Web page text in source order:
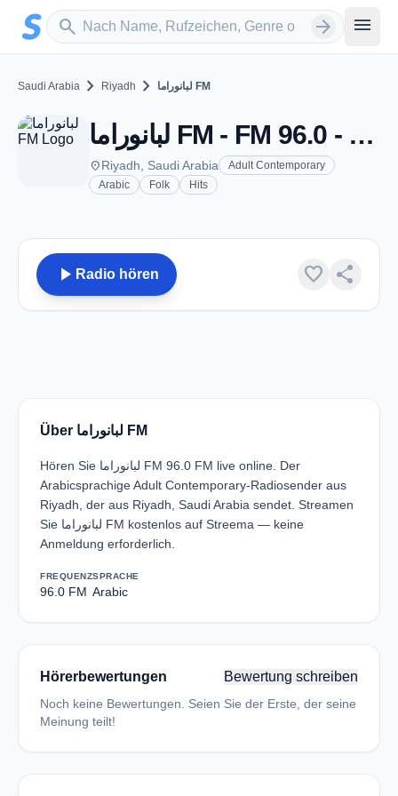
Zum Hauptinhalt springen
search
Sender suchen arrow_forward menu
Saudi Arabia chevron_right Riyadh chevron_right لبانوراما FM
لبانوراما FM - FM 96.0 - Riyadh
placeRiyadh, Saudi Arabia
Adult Contemporary
Arabic
Folk Hits
play_arrow Radio hören favorite share
Über لبانوراما FM
Hören Sie لبانوراما FM 96.0 FM live online. Der
Arabicsprachige Adult Contemporary-Radiosender aus
Riyadh, der aus Riyadh, Saudi Arabia sendet. Streamen
Sie لبانوراما FM kostenlos auf Streema — keine
Anmeldung erforderlich.
FREQUENZ
96.0 FM
SPRACHE
Arabic
Hörerbewertungen Bewertung schreiben
Noch keine Bewertungen. Seien Sie der Erste, der seine
Meinung teilt!